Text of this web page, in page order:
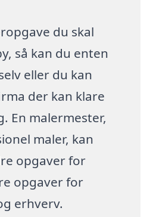
du skal
så kan du enten
eller du kan
der kan klare
En malermester,
maler, kan
opgaver for
opgaver for
erhverv.